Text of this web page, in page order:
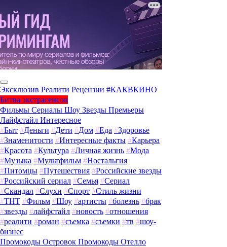
Эксклюзив Реалити Рецензии #КАКВКИНО
Битва экстрасенсов
Фильмы Сериалы Шоу Звезды Премьеры
Лайфстайл Интересное
#Быт #Деньги #Дети #Дом #Еда #Здоровье
#Знаменитости #Интересные факты #Карьера
#Красота #Культура #Личная жизнь #Мода
#Музыка #Мультфильм #Ностальгия
#Питомцы #Путешествия #Российские звезды
#Российский сериал #Семья #Сериал
#Скандал #Слухи #Спорт #Стиль жизни
#ТНТ #Фильм #Шоу #артисты #болезнь #брак
#звезды #лайфстайл #новость #отношения
#реалити #роман #съемка #съемки #тв #шоу-
бизнес
Промокоды Островок Промокоды Отелло